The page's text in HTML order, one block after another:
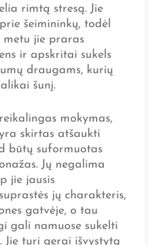
rimtą stresą. Jie
šeimininkų, todėl
metu jie praras
ir apskritai sukels
draugams, kurių
šunį.
mokymas,
skirtas atšaukti
būtų suformuotas
Jų negalima
jie jausis
jų charakteris,
gatvėje, o tau
gali namuose sukelti
Jie turi gerai išvystytą